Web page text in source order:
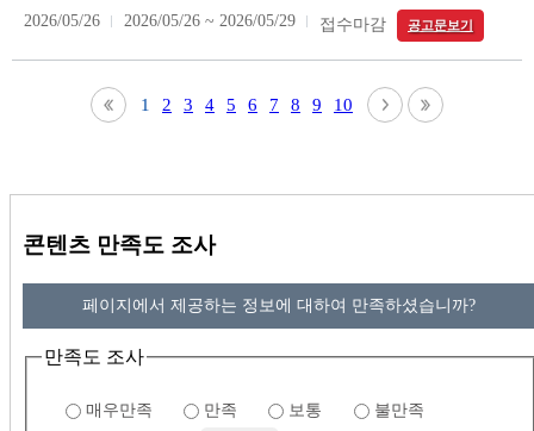
2026/05/26
2026/05/26 ~ 2026/05/29 접수마감 공고문보기
1 2 3 4 5 6 7 8 9 10
콘텐츠 만족도 조사
페이지에서 제공하는 정보에 대하여 만족하셨습니까?
만족도 조사
매우만족 만족 보통
불만족